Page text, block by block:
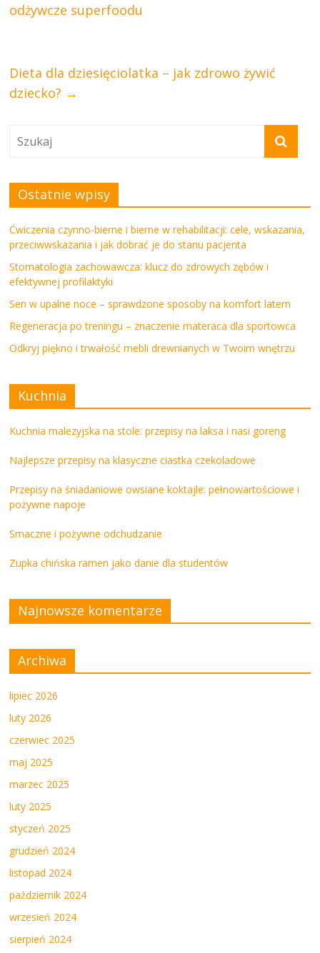
odżywcze superfoodu
Dieta dla dziesięciolatka – jak zdrowo żywić
dziecko? →
Ostatnie wpisy
Ćwiczenia czynno-bierne i bierne w rehabilitacji: cele, wskazania,
przeciwwskazania i jak dobrać je do stanu pacjenta
Stomatologia zachowawcza: klucz do zdrowych zębów i
efektywnej profilaktyki
Sen w upalne noce – sprawdzone sposoby na komfort latem
Regeneracja po treningu – znaczenie materaca dla sportowca
Odkryj piękno i trwałość mebli drewnianych w Twoim wnętrzu
Kuchnia
Kuchnia malezyjska na stole: przepisy na laksa i nasi goreng
Najlepsze przepisy na klasyczne ciastka czekoladowe
Przepisy na śniadaniowe owsiane koktajle: pełnowartościowe i
pożywne napoje
Smaczne i pożywne odchudzanie
Zupka chińska ramen jako danie dla studentów
Najnowsze komentarze
Archiwa
lipiec 2026
luty 2026
czerwiec 2025
maj 2025
marzec 2025
luty 2025
styczeń 2025
grudzień 2024
listopad 2024
październik 2024
wrzesień 2024
sierpień 2024